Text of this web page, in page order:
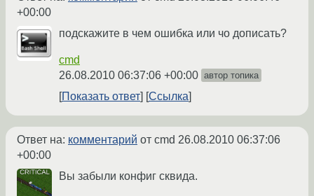
+00:00
подскажите в чем ошибка или чо дописать?
cmd
26.08.2010 06:37:06 +00:00 автор топика
Показать ответ Ссылка
Ответ на: комментарий от cmd 26.08.2010 06:37:06
+00:00
Вы забыли конфиг сквида.